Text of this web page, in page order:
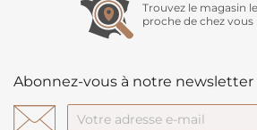
Trouvez le magasin
proche de chez vous
Abonnez-vous à notre newsletter